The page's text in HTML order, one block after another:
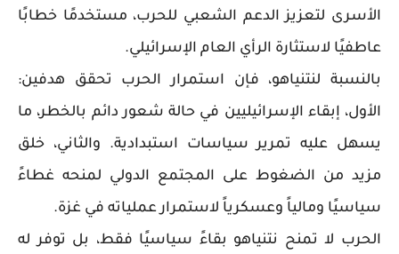
الأسرى لتعزيز الدعم الشعبي للحرب، مستخدمًا خطابًا
عاطفيًا لاستثارة الرأي العام الإسرائيلي.
بالنسبة لنتنياهو، فإن استمرار الحرب تحقق هدفين:
الأول، إبقاء الإسرائيليين في حالة شعور دائم بالخطر، ما
يسهل عليه تمرير سياسات استبدادية. والثاني، خلق
مزيد من الضغوط على المجتمع الدولي لمنحه غطاءً
سياسيًا ومالياً وعسكرياً لاستمرار عملياته في غزة.
الحرب لا تمنح نتنياهو بقاءً سياسيًا فقط، بل توفر له